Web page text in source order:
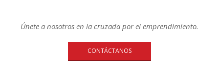
Únete a nosotros en la cruzada por el emprendimiento.
CONTÁCTANOS